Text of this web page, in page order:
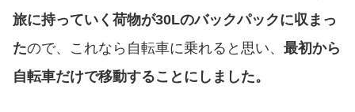
旅に持っていく荷物が30Lのバックパックに収まっ
たので、これなら自転車に乗れると思い、 最初から
自転車だけで移動することにしました。